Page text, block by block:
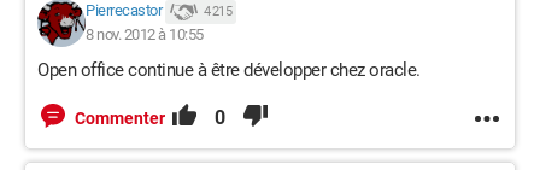
Pierrecastor 4 215
8 nov. 2012 à 10:55
Open office continue à être développer chez oracle.
Commenter 0